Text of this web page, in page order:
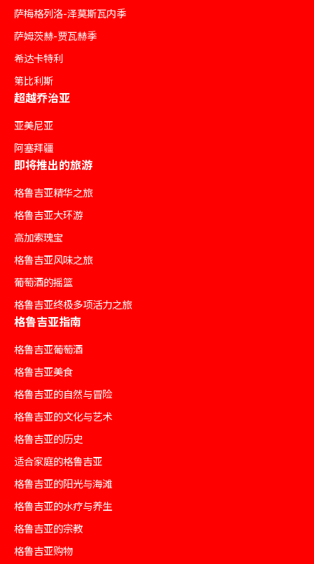
萨梅格列洛-泽莫斯瓦内季
萨姆茨赫-贾瓦赫季
希达卡特利
第比利斯
超越乔治亚
亚美尼亚
阿塞拜疆
即将推出的旅游
格鲁吉亚精华之旅
格鲁吉亚大环游
高加索瑰宝
格鲁吉亚风味之旅
葡萄酒的摇篮
格鲁吉亚终极多项活力之旅
格鲁吉亚指南
格鲁吉亚葡萄酒
格鲁吉亚美食
格鲁吉亚的自然与冒险
格鲁吉亚的文化与艺术
格鲁吉亚的历史
适合家庭的格鲁吉亚
格鲁吉亚的阳光与海滩
格鲁吉亚的水疗与养生
格鲁吉亚的宗教
格鲁吉亚购物